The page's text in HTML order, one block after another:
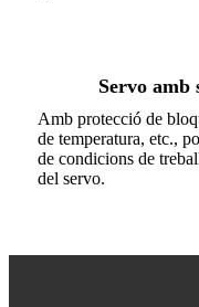
Servo amb
Amb protecció de
de temperatura, etc.,
de condicions de
del servo.